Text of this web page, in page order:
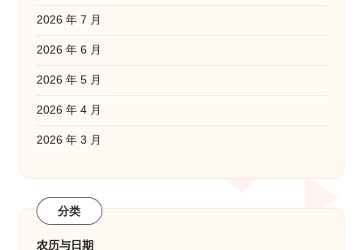
2026 年 7 月
2026 年 6 月
2026 年 5 月
2026 年 4 月
2026 年 3 月
分类
农历与日期